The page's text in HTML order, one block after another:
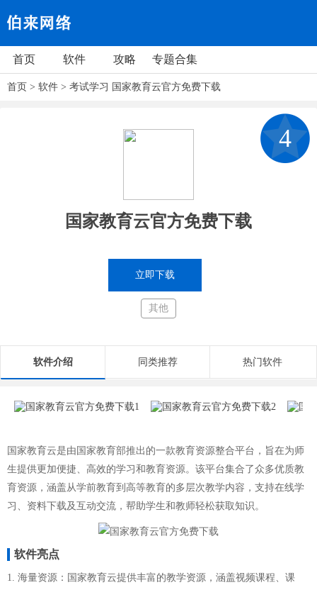
首页 软件 攻略 专题合集
首页 > 软件 > 考试学习 国家教育云官方免费下载
4
国家教育云官方免费下载
立即下载
其他
软件介绍 同类推荐 热门软件
国家教育云是由国家教育部推出的一款教育资源整合平台，旨在为师
生提供更加便捷、高效的学习和教育资源。该平台集合了众多优质教
育资源，涵盖从学前教育到高等教育的多层次教学内容，支持在线学
习、资料下载及互动交流，帮助学生和教师轻松获取知识。
软件亮点
1. 海量资源：国家教育云提供丰富的教学资源，涵盖视频课程、课